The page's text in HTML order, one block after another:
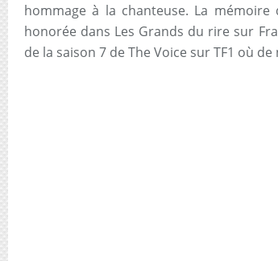
hommage à la chanteuse. La mémoire
honorée dans Les Grands du rire sur
de la saison 7 de The Voice sur TF1 où